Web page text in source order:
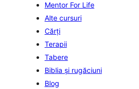
Mentor For Life
Alte cursuri
Cărți
Terapii
Tabere
Biblia şi rugăciuni
Blog